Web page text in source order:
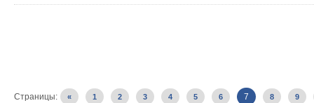
Страницы: « 1 2 3 4 5 6 7 8 9